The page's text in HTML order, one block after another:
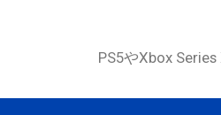
PS5やXbox